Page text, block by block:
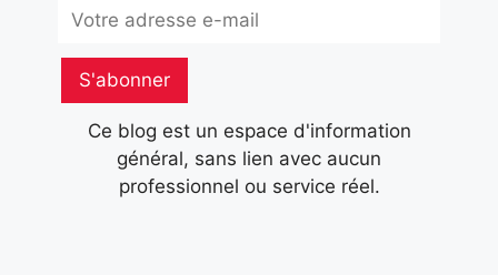
S'abonner
Ce blog est un espace d'information
général, sans lien avec aucun
professionnel ou service réel.